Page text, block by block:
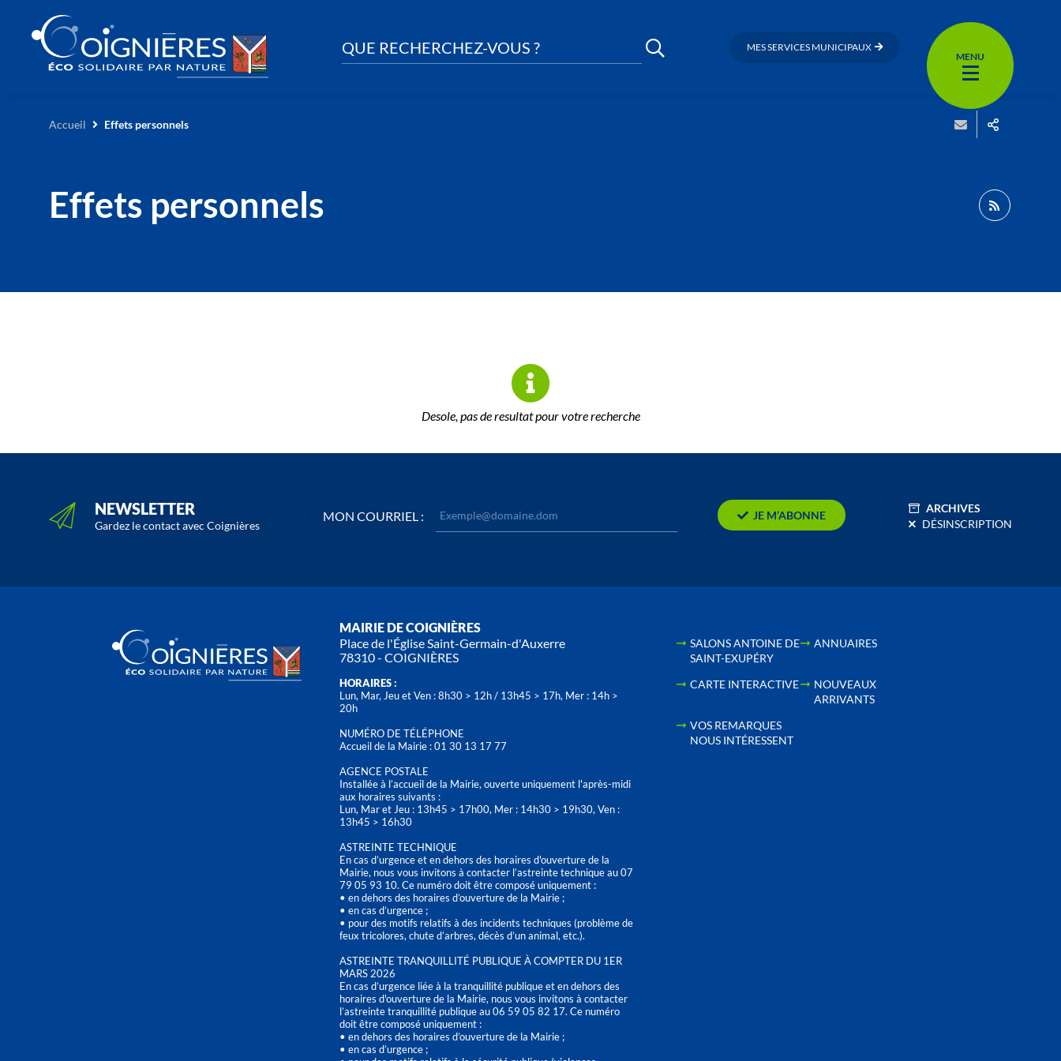
QUE RECHERCHEZ-VOUS ? MES SERVICES MUNICIPAUX
MENU
Accueil Effets personnels
Effets personnels
Desole, pas de resultat pour votre recherche
NEWSLETTER
Gardez le contact avec Coignières
MON COURRIEL : JE M’ABONNE
ARCHIVES
DÉSINSCRIPTION
MAIRIE DE COIGNIÈRES
Place de l'Église Saint-Germain-d'Auxerre
78310 - COIGNIÈRES
HORAIRES :
Lun, Mar, Jeu et Ven : 8h30 > 12h / 13h45 > 17h, Mer : 14h >
20h
NUMÉRO DE TÉLÉPHONE
Accueil de la Mairie : 01 30 13 17 77
AGENCE POSTALE
Installée à l’accueil de la Mairie, ouverte uniquement l'après-midi
aux horaires suivants :
Lun, Mar et Jeu : 13h45 > 17h00, Mer : 14h30 > 19h30, Ven :
13h45 > 16h30
ASTREINTE TECHNIQUE
En cas d’urgence et en dehors des horaires d'ouverture de la
Mairie, nous vous invitons à contacter l’astreinte technique au 07
79 05 93 10. Ce numéro doit être composé uniquement :
• en dehors des horaires d’ouverture de la Mairie ;
• en cas d’urgence ;
• pour des motifs relatifs à des incidents techniques (problème de
feux tricolores, chute d’arbres, décès d’un animal, etc.).
ASTREINTE TRANQUILLITÉ PUBLIQUE À COMPTER DU 1ER
MARS 2026
En cas d’urgence liée à la tranquillité publique et en dehors des
horaires d'ouverture de la Mairie, nous vous invitons à contacter
l’astreinte tranquillité publique au 06 59 05 82 17. Ce numéro
doit être composé uniquement :
• en dehors des horaires d’ouverture de la Mairie ;
• en cas d’urgence ;
SALONS ANTOINE DE
SAINT-EXUPÉRY
ANNUAIRES
CARTE INTERACTIVE
NOUVEAUX
ARRIVANTS
VOS REMARQUES
NOUS INTÉRESSENT